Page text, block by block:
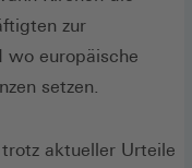
zur
wo europäische
setzen.
aktueller Urteile